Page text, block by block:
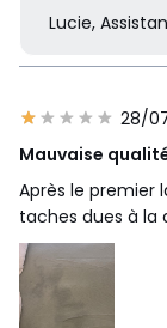
Lucie,
28/
Mauvaise
Après le premier
taches dues à la